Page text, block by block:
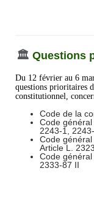
🏛️ Questions
Du 12 février au 6
questions prioritaires
constitutionnel,
Code de la
Code général
2243-1,
Code
Article L.
Code général
2333-87 II